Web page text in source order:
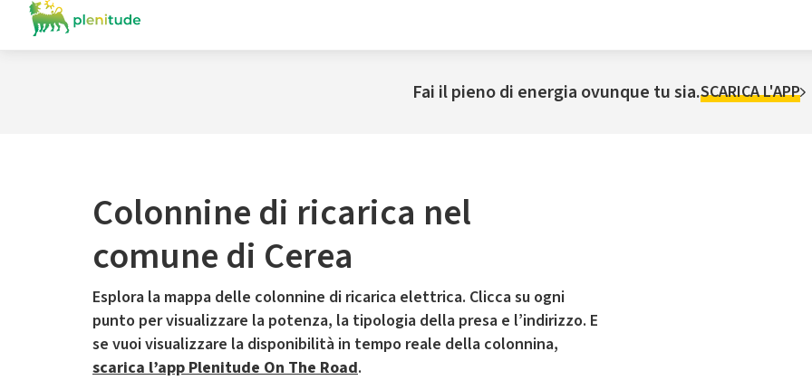
Fai il pieno di energia ovunque tu sia.SCARICA L'APP
Colonnine di ricarica nel
comune di Cerea
Esplora la mappa delle colonnine di ricarica elettrica. Clicca su ogni
punto per visualizzare la potenza, la tipologia della presa e l’indirizzo. E
se vuoi visualizzare la disponibilità in tempo reale della colonnina,
scarica l’app Plenitude On The Road.